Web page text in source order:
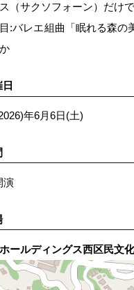
（サクソフォーン）だけ
:バレエ組曲「眠れる森の
年6月6日(土)
演
ールディングス西区民文